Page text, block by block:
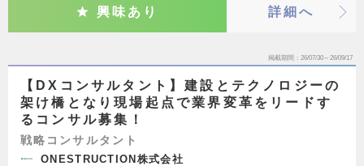
興味あり 詳細へ
掲載期間 26/07/30～26/09/17
【DXコンサルタント】建設とテクノロジーの
架け橋となり現場起点で業界変革をリードす
るコンサル募集！
戦略コンサルタント
ONESTRUCTION株式会社